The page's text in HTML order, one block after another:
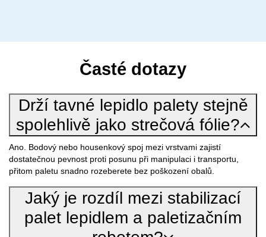
Časté dotazy
Drží tavné lepidlo palety stejně
spolehlivě jako strečová fólie?
Ano. Bodový nebo housenkový spoj mezi vrstvami zajistí
dostatečnou pevnost proti posunu při manipulaci i transportu,
přitom paletu snadno rozeberete bez poškození obalů.
Jaký je rozdíl mezi stabilizací
palet lepidlem a paletizačním